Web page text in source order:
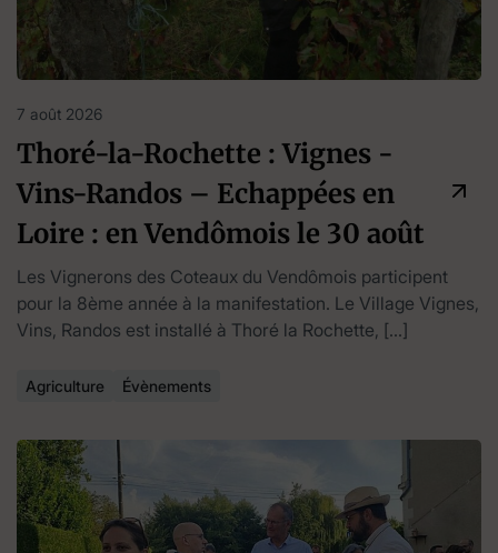
7 août 2026
Thoré-la-Rochette : Vignes -
Vins-Randos – Echappées en
Loire : en Vendômois le 30 août
Les Vignerons des Coteaux du Vendômois participent
pour la 8ème année à la manifestation. Le Village Vignes,
Vins, Randos est installé à Thoré la Rochette, […]
Agriculture Évènements